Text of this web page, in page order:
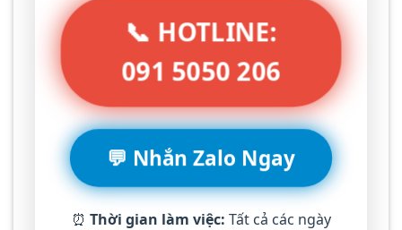
📞 HOTLINE:
091 5050 206
💬 Nhắn Zalo Ngay
⏰ Thời gian làm việc: Tất cả các ngày